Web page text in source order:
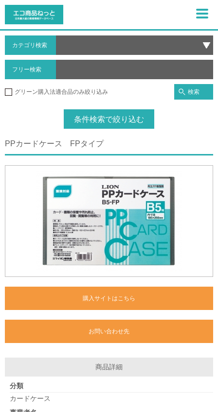
カテゴリ検索
フリー検索
グリーン購入法適合品のみ絞り込み 検索
条件検索で絞り込む
PPカードケース FPタイプ
購入サイトはこちら
お問い合わせ先
商品詳細
分類
カードケース